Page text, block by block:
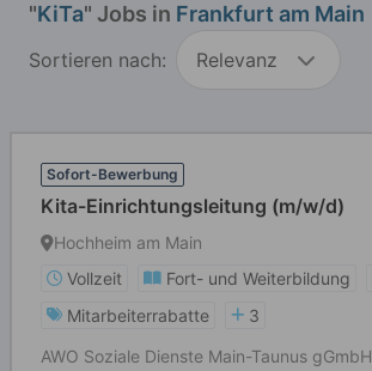
"KiTa" Jobs in Frankfurt am Main
Sortieren nach:
Relevanz
Sofort-Bewerbung
Kita-Einrichtungsleitung (m/w/d)
Hochheim am Main
Vollzeit
Fort- und Weiterbildung
Mitarbeiterrabatte
3
AWO Soziale Dienste Main-Taunus gGmbH